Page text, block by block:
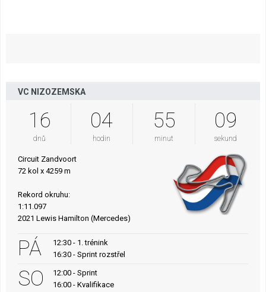
VC NIZOZEMSKA
16
dnů
04
hodin
55
minut
08
sekund
Circuit Zandvoort
72 kol x 4259 m
Rekord okruhu:
1:11.097
2021 Lewis Hamilton (Mercedes)
PÁ
12:30 - 1. trénink
16:30 - Sprint rozstřel
SO
12:00 - Sprint
16:00 - Kvalifikace